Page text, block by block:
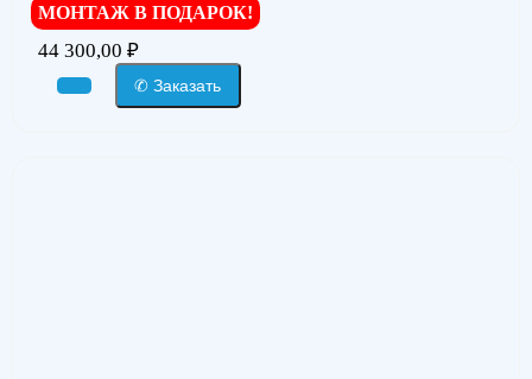
МОНТАЖ В ПОДАРОК!
44 300,00 ₽
✆ Заказать